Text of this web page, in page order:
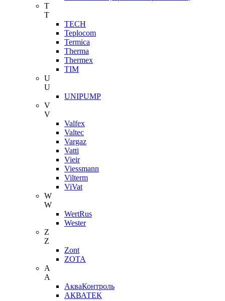
T
T
TECH
Teplocom
Termica
Therma
Thermex
TIM
U
U
UNIPUMP
V
V
Valfex
Valtec
Vargaz
Vatti
Vieir
Viessmann
Vilterm
ViVat
W
W
WertRus
Wester
Z
Z
Zont
ZOTA
А
А
АкваКонтроль
АКВАТЕК